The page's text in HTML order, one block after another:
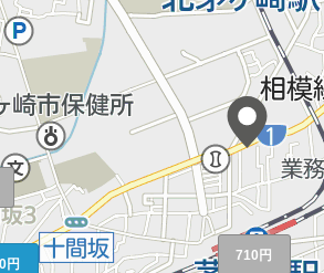
710円
円